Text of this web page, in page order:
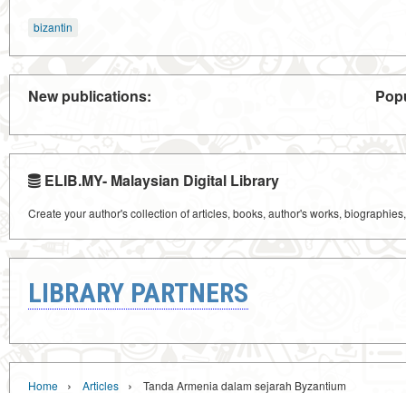
bizantin
New publications:
ELIB.MY- Malaysian Digital Library
Create your author's collection of articles, books, author's works,
LIBRARY PARTNERS
Home › Articles › Tanda Armenia dalam sejarah Byzantium